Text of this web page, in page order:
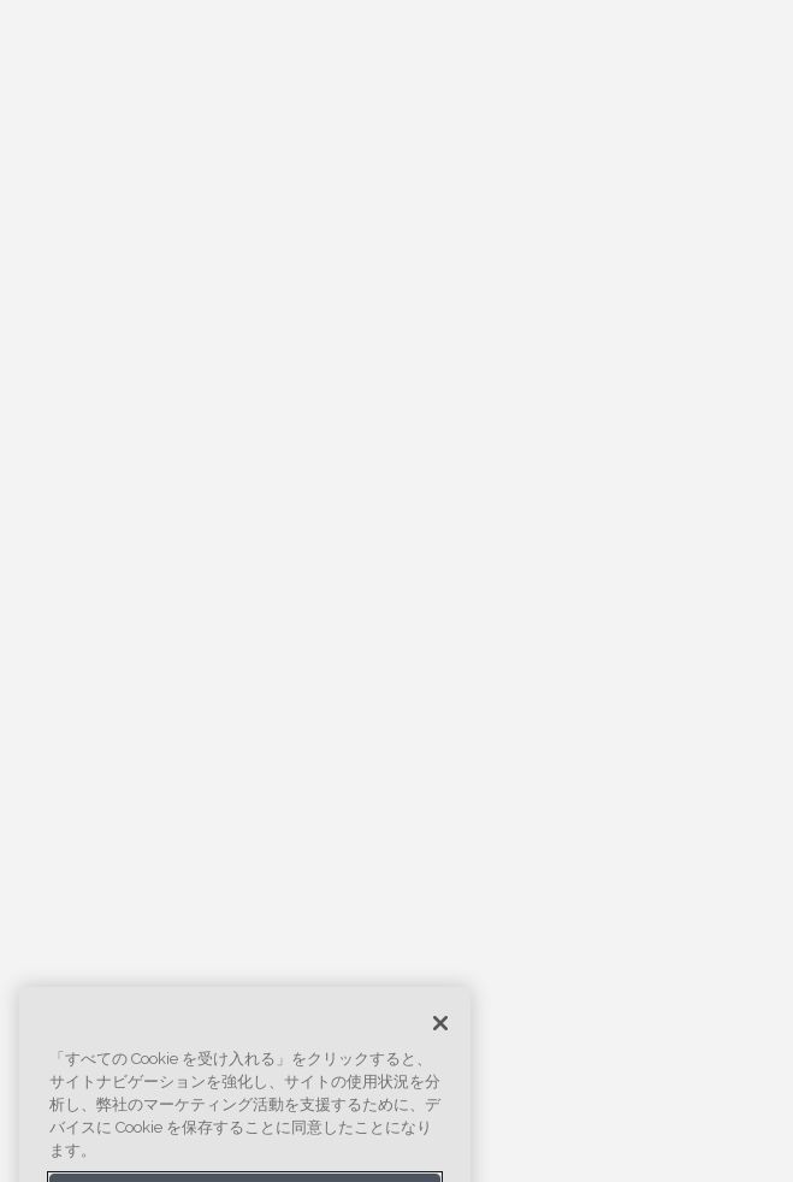
「すべての Cookie を受け入れる」をクリックすると、
サイトナビゲーションを強化し、サイトの使用状況を分
析し、弊社のマーケティング活動を支援するために、デ
バイスに Cookie を保存することに同意したことになり
ます。